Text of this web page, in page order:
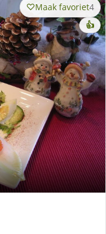
Maak favoriet4
👍